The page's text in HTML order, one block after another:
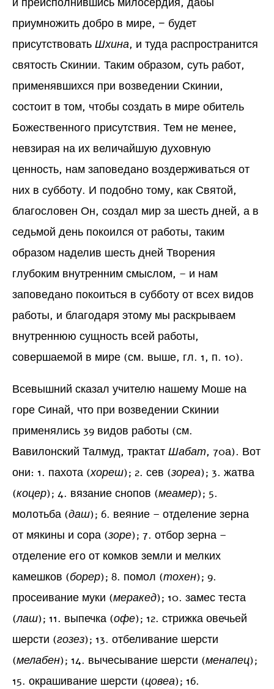
приумножить добро в мире, − будет
присутствовать Шхина, и туда распространится
святость Скинии. Таким образом, суть работ,
применявшихся при возведении Скинии,
состоит в том, чтобы создать в мире обитель
Божественного присутствия. Тем не менее,
невзирая на их величайшую духовную
ценность, нам заповедано воздерживаться от
них в субботу. И подобно тому, как Святой,
благословен Он, создал мир за шесть дней, а в
седьмой день покоился от работы, таким
образом наделив шесть дней Творения
глубоким внутренним смыслом, – и нам
заповедано покоиться в субботу от всех видов
работы, и благодаря этому мы раскрываем
внутреннюю сущность всей работы,
совершаемой в мире (см. выше, гл. 1, п. 10).
Всевышний сказал учителю нашему Моше на
горе Синай, что при возведении Скинии
применялись 39 видов работы (см.
Вавилонский Талмуд, трактат Шабат, 70а). Вот
они: 1. пахота (хореш); 2. сев (зореа); 3. жатва
(коцер); 4. вязание снопов (меамер); 5.
молотьба (даш); 6. веяние – отделение зерна
от мякины и сора (зоре); 7. отбор зерна –
отделение его от комков земли и мелких
камешков (борер); 8. помол (тохен); 9.
просеивание муки (меракед); 10. замес теста
(лаш); 11. выпечка (офе); 12. стрижка овечьей
шерсти (гозез); 13. отбеливание шерсти
(мелабен); 14. вычесывание шерсти (менапец);
15. окрашивание шерсти (цовеа); 16.